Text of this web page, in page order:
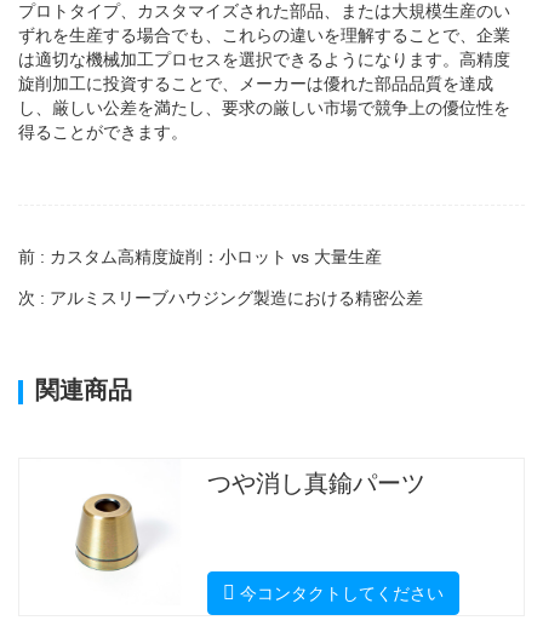
プロトタイプ、カスタマイズされた部品、または大規模生産のい
ずれを生産する場合でも、これらの違いを理解することで、企業
は適切な機械加工プロセスを選択できるようになります。高精度
旋削加工に投資することで、メーカーは優れた部品品質を達成
し、厳しい公差を満たし、要求の厳しい市場で競争上の優位性を
得ることができます。
前 : カスタム高精度旋削：小ロット vs 大量生産
次 : アルミスリーブハウジング製造における精密公差
関連商品
つや消し真鍮パーツ
今コンタクトしてください